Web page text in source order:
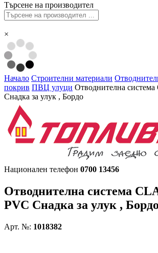
Търсене на производител
×
Начало Строителни материали
покрив ПВЦ улуци Отводнителна
Снадка за улук , Бордо
Национален телефон 0700 13456
Отводнителна система
PVC Снадка за улук , Бордо
Арт. №: 1018382